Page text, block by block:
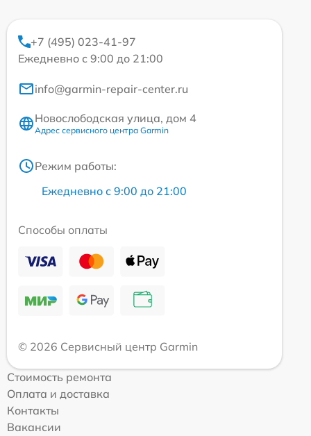
+7 (495) 023-41-97
Ежедневно с 9:00 до 21:00
info@garmin-repair-center.ru
Новослободская улица, дом 4
Адрес сервисного центра Garmin
Режим работы:
Ежедневно с 9:00 до 21:00
Способы оплаты
© 2026 Сервисный центр Garmin
Стоимость ремонта
Оплата и доставка
Контакты
Вакансии